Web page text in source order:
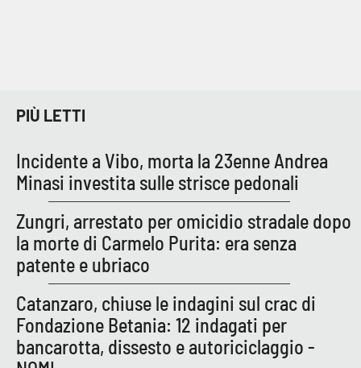
PIÙ LETTI
Incidente a Vibo, morta la 23enne Andrea
Minasi investita sulle strisce pedonali
Zungri, arrestato per omicidio stradale dopo
la morte di Carmelo Purita: era senza
patente e ubriaco
Catanzaro, chiuse le indagini sul crac di
Fondazione Betania: 12 indagati per
bancarotta, dissesto e autoriciclaggio -